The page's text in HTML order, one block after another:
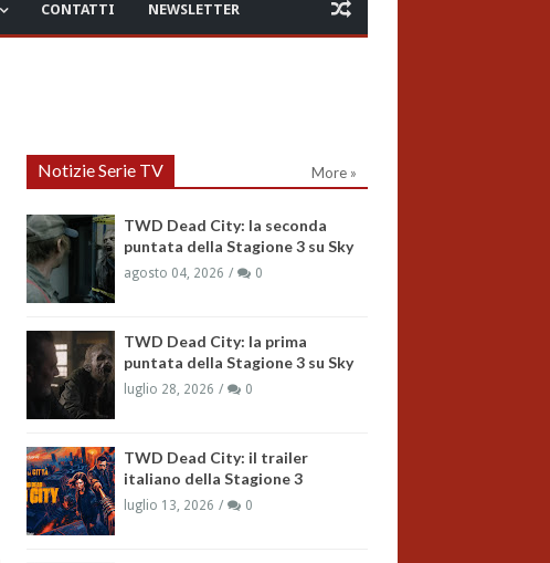
CONTATTI NEWSLETTER
Notizie Serie TV More »
TWD Dead City: la seconda
puntata della Stagione 3 su Sky
agosto 04, 2026 0
TWD Dead City: la prima
puntata della Stagione 3 su Sky
luglio 28, 2026 0
TWD Dead City: il trailer
italiano della Stagione 3
luglio 13, 2026 0